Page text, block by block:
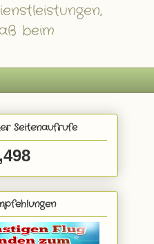
beim
Seitenaufrufe